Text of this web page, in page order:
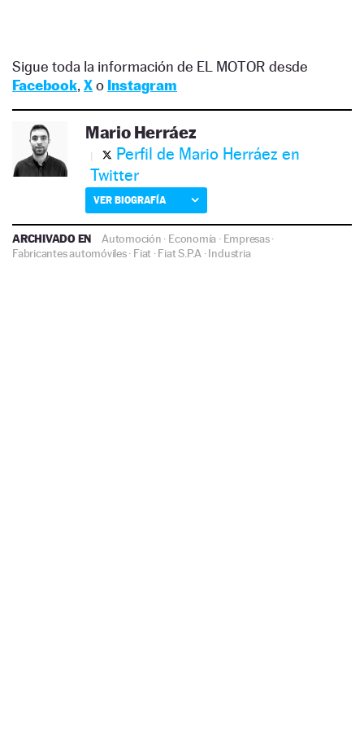
Sigue toda la información de EL MOTOR desde
Facebook, Xo Instagram
Mario Herráez
Perfil de Mario Herráez en
Twitter
VER BIOGRAFÍA
ARCHIVADO EN Automoción · Economía · Empresas·
Fabricantes automóviles· Fiat ·Fiat S.P.A ·Industria